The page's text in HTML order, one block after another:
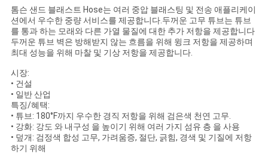
사
이
트
맵
PRIVACY
POLICY
톰슨 샌드 블래스트 Hose는 여러 중압 블래스팅 및 전송 애플리케이
션에서 우수한 중량 서비스를 제공합니다.두꺼운 고무 튜브는 튜브
를 통과 하는 모래와 다른 가열 물질에 대한 추가 저항을 제공합니다
두꺼운 튜브 벽은 방해받지 않는 흐름을 위해 윙크 저항을 제공하며
최대 성능을 위해 마찰 및 기상 저항을 제공합니다.
시장:
• 건설
• 일반 산업
특징/혜택:
• 튜브: 180°F까지 우수한 경직 저항을 위해 검은색 천연 고무.
• 강화: 강도 와 내구성 을 높이기 위해 여러 가지 섬유 층 을 사용
• 덮개: 검정색 합성 고무, 가려움증, 절단, 긁힘, 경색 및 기질에 저항
하기 위해